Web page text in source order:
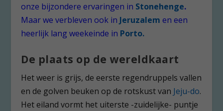
onze bijzondere ervaringen in Stonehenge.
Maar we verbleven ook in Jeruzalem en een
heerlijk lang weekeinde in Porto.
De plaats op de wereldkaart
Het weer is grijs, de eerste regendruppels vallen
en de golven beuken op de rotskust van Jeju-do.
Het eiland vormt het uiterste -zuidelijke- puntje